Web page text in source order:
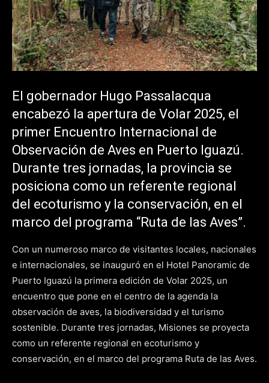
El gobernador Hugo Passalacqua
encabezó la apertura de Volar 2025, el
primer Encuentro Internacional de
Observación de Aves en Puerto Iguazú.
Durante tres jornadas, la provincia se
posiciona como un referente regional
del ecoturismo y la conservación, en el
marco del programa “Ruta de las Aves”.
Con un numeroso marco de visitantes locales, nacionales
e internacionales, se inauguró en el Hotel Panoramic de
Puerto Iguazú la primera edición de Volar 2025, un
encuentro que pone en el centro de la agenda la
observación de aves, la biodiversidad y el turismo
sostenible. Durante tres jornadas, Misiones se proyecta
como un referente regional en ecoturismo y
conservación, en el marco del programa Ruta de las Aves.